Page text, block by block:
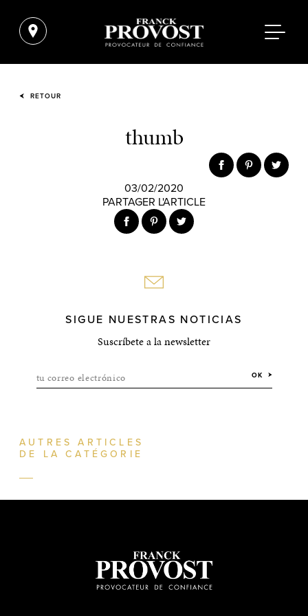
RETOUR
thumb
03/02/2020
PARTAGER L'ARTICLE
SIGUE NUESTRAS NOTICIAS
Suscríbete a la newsletter
tu correo electrónico OK
AUTRES ARTICLES
DE LA CATÉGORIE